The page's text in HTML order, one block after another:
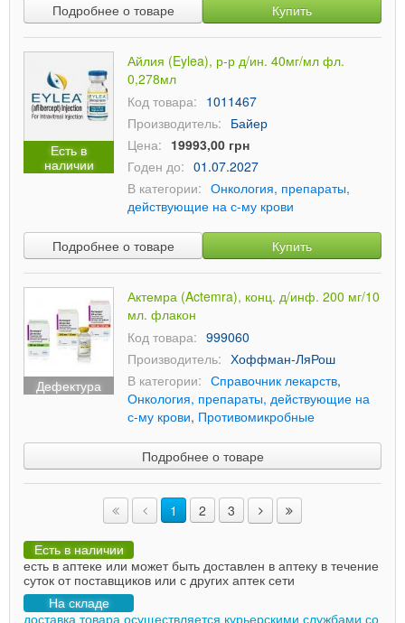
Подробнее о товаре Купить
Есть в
наличии
Айлия (Eylea), р-р д/ин. 40мг/мл фл.
0,278мл
Код товара: 1011467
Производитель: Байер
Цена: 19993,00 грн
Годен до: 01.07.2027
В категории: Онкология, препараты,
действующие на с-му крови
Подробнее о товаре Купить
Дефектура
Актемра (Actemra), конц. д/инф. 200 мг/10
мл. флакон
Код товара: 999060
Производитель: Хоффман-ЛяРош
В категории: Справочник лекарств,
Онкология, препараты, действующие на
с-му крови, Противомикробные
Подробнее о товаре
1 2 3
Есть в наличии
есть в аптеке или может быть доставлен в аптеку в течение
суток от поставщиков или с других аптек сети
На складе
доставка товара осуществляется курьерскими службами со